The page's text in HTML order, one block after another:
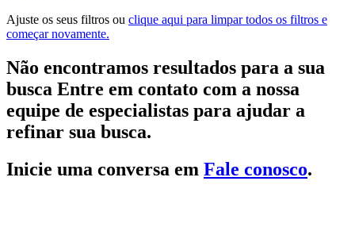
Ajuste os seus filtros ou clique aqui para limpar todos os filtros e
começar novamente.
Não encontramos resultados para a sua
busca Entre em contato com a nossa
equipe de especialistas para ajudar a
refinar sua busca.
Inicie uma conversa em Fale conosco.